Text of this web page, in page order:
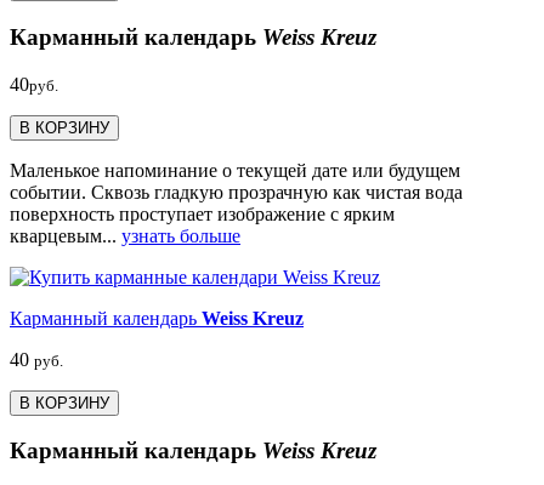
Карманный календарь Weiss Kreuz
40руб.
В КОРЗИНУ
Маленькое напоминание о текущей дате или будущем
событии. Сквозь гладкую прозрачную как чистая вода
поверхность проступает изображение с ярким
кварцевым... узнать больше
Карманный календарь Weiss Kreuz
40 руб.
В КОРЗИНУ
Карманный календарь Weiss Kreuz